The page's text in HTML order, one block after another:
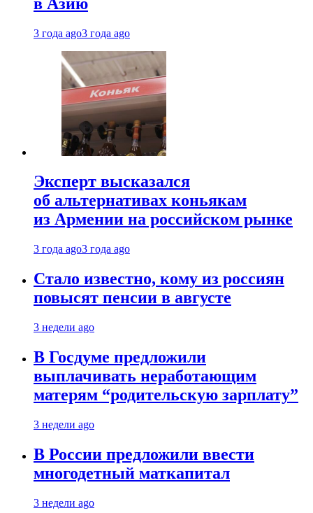
3 года ago3 года ago
Эксперт высказался
об альтернативах коньякам
из Армении на российском рынке
3 года ago3 года ago
Стало известно, кому из россиян
повысят пенсии в августе
3 недели ago
В Госдуме предложили
выплачивать неработающим
матерям “родительскую зарплату”
3 недели ago
В России предложили ввести
многодетный маткапитал
3 недели ago